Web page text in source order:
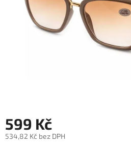
599 Kč
534,82 Kč bez DPH